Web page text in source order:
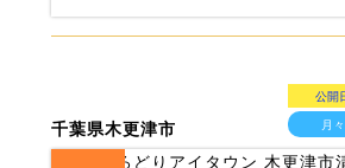
千葉県木更津市
公開
月